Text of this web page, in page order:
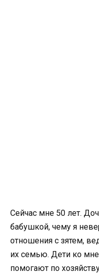
Сейчас мне 50 лет.
бабушкой, чему я
отношения с зятем,
их семью. Дети ко
помогают по